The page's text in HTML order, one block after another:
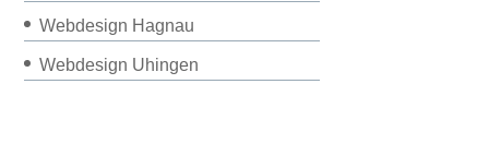
Webdesign Hagnau
Webdesign Uhingen